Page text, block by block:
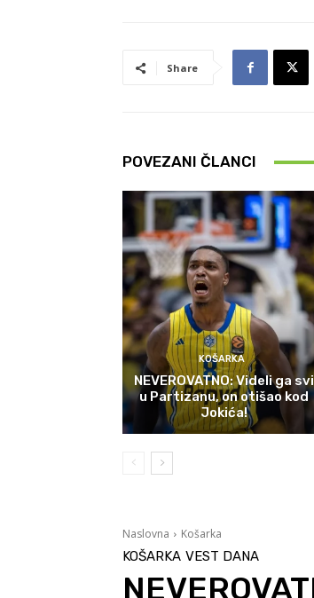
Share
POVEZANI ČLANCI
KOŠARKA
NEVEROVATNO: Videli ga svi
u Partizanu, on otišao kod
Jokića!